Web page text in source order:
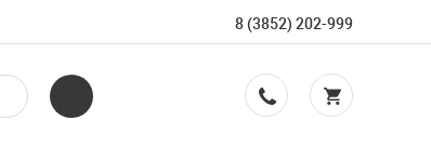
8 (3852) 202-999